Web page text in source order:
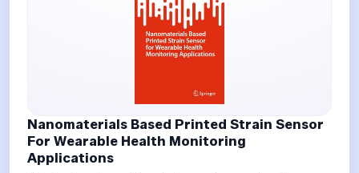
Nanomaterials Based Printed Strain Sensor
For Wearable Health Monitoring
Applications